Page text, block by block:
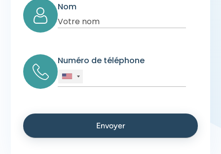
Nom
Numéro de téléphone